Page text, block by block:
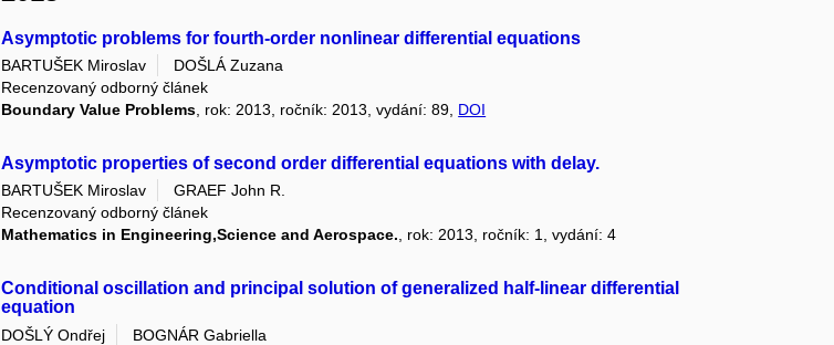
Asymptotic problems for fourth-order nonlinear differential equations
BARTUŠEK Miroslav
DOŠLÁ Zuzana
Recenzovaný odborný článek
Boundary Value Problems , rok: 2013, ročník: 2013, vydání: 89, DOI
Asymptotic properties of second order differential equations with delay.
BARTUŠEK Miroslav
GRAEF John R.
Recenzovaný odborný článek
Mathematics in Engineering,Science and Aerospace., rok: 2013, ročník: 1, vydání: 4
Conditional oscillation and principal solution of generalized half-linear differential
equation
DOŠLÝ Ondřej
BOGNÁR Gabriella